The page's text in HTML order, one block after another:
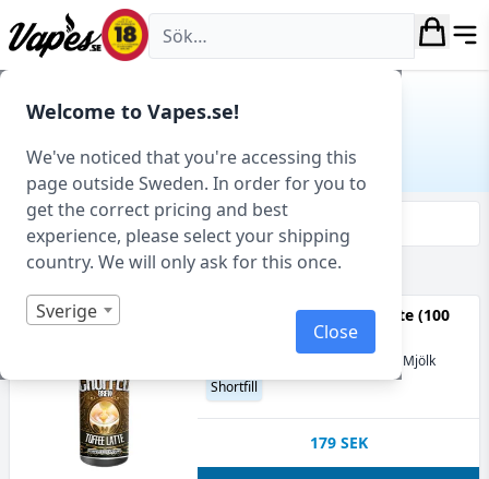
Welcome to Vapes.se!
We've noticed that you're accessing this
page outside Sweden. In order for you to
get the correct pricing and best
experience, please select your shipping
country. We will only ask for this once.
Sverige
Close
Vapes.se
Hem/ Produkt Smakprofil / Gräddkola
GRÄDDKOLA
Filtrera & sortera
Visar 1 produkter av 1 totalt
Chuffed Brew - Toffee Latte (100
Grädde, Gräddkola, Kaffe, Mjölk
Shortfill
179 SEK